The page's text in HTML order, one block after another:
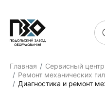
Главная
Сервисный центр
Ремонт механических
Диагностика и ремонт